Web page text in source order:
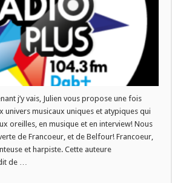
j’y vais, Julien vous propose une fois
univers musicaux uniques et atypiques qui
oreilles, en musique et en interview! Nous
de Francoeur, et de Belfour! Francoeur,
et harpiste. Cette auteure
de …